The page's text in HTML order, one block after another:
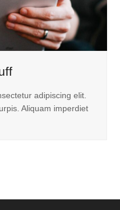
adipiscing elit.
Aliquam imperdiet